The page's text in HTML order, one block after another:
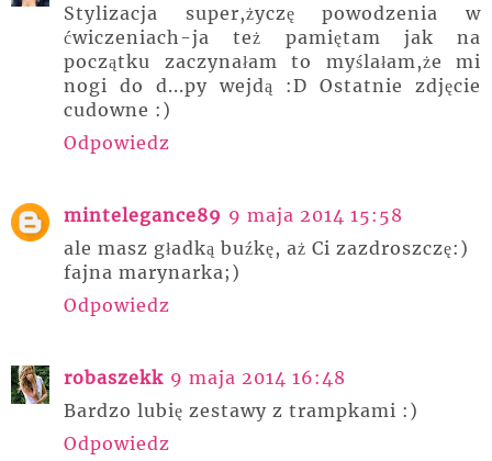
Stylizacja super,życzę powodzenia w
ćwiczeniach-ja też pamiętam jak na
początku zaczynałam to myślałam,że mi
nogi do d...py wejdą :D Ostatnie zdjęcie
cudowne :)
Odpowiedz
mintelegance89 9 maja 2014 15:58
ale masz gładką buźkę, aż Ci zazdroszczę:)
fajna marynarka;)
Odpowiedz
robaszekk 9 maja 2014 16:48
Bardzo lubię zestawy z trampkami :)
Odpowiedz